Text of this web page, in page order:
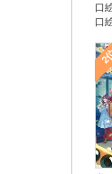
口
口
2